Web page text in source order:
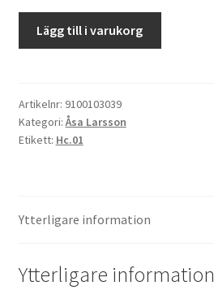
mängd
Lägg till i varukorg
Artikelnr: 9100103039
Kategori:Åsa Larsson
Etikett: Hc.01
Ytterligare information
Ytterligare information